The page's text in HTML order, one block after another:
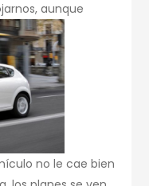
jarnos, aunque
no le cae bien